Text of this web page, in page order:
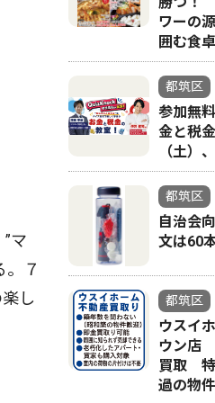
マ
。７
し
ワーの
囲む食
都筑区
参加無
金と税
（土）
都筑区
自治会
文は60
都筑区
ウスイ
ウン店
買取 特
過の物件